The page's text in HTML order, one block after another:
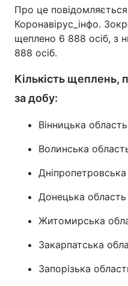
Про це
Коронавірус_інфо.
щеплено 6 888 осіб, з
888 осіб.
Кількість щеплень,
за добу:
Вінницька
Волинська
Донецька
Житомирська
Закарпатська
Запорізька